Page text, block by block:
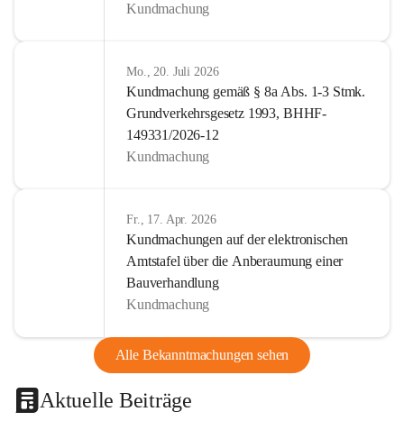
Kundmachung
Mo., 20. Juli 2026
Kundmachung gemäß § 8a Abs. 1-3 Stmk.
Grundverkehrsgesetz 1993, BHHF-
149331/2026-12
Kundmachung
Fr., 17. Apr. 2026
Kundmachungen auf der elektronischen
Amtstafel über die Anberaumung einer
Bauverhandlung
Kundmachung
Alle Bekanntmachungen sehen
Aktuelle Beiträge